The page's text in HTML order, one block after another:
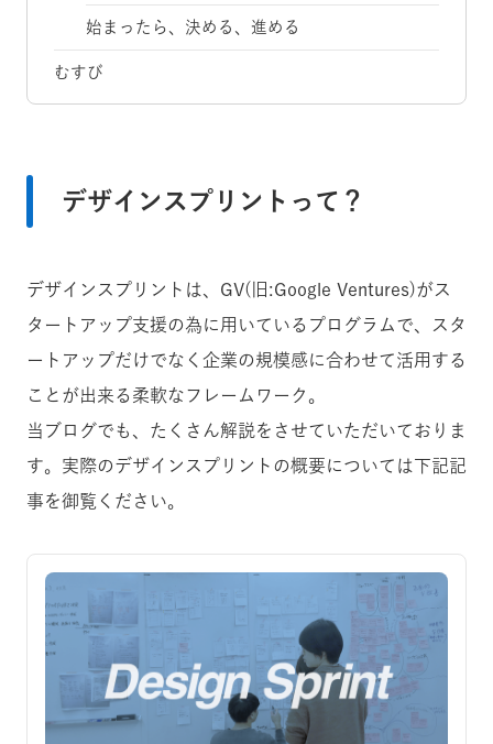
始まったら、決める、進める
むすび
デザインスプリントって？
デザインスプリントは、GV(旧:Google Ventures)がス
タートアップ支援の為に用いているプログラムで、スタ
ートアップだけでなく企業の規模感に合わせて活用する
ことが出来る柔軟なフレームワーク。
当ブログでも、たくさん解説をさせていただいておりま
す。実際のデザインスプリントの概要については下記記
事を御覧ください。